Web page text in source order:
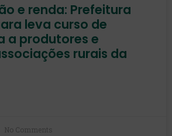
e renda: Prefeitura
leva curso de
a produtores e
rurais da
No Comments